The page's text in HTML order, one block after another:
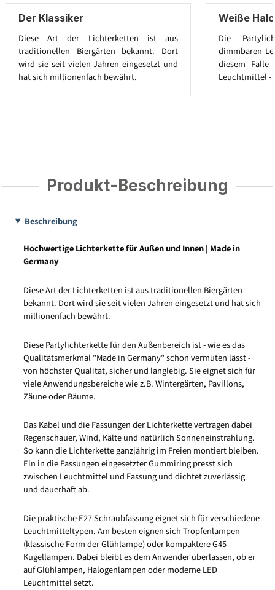
Der Klassiker
Diese Art der Lichterketten ist aus
traditionellen Biergärten bekannt. Dort
wird sie seit vielen Jahren eingesetzt und
hat sich millionenfach bewährt.
Weiße
Die
dimmbaren
diesem Falle
Leuchtmittel -
Produkt-Beschreibung
Beschreibung
Hochwertige Lichterkette für Außen und Innen | Made in
Germany
Diese Art der Lichterketten ist aus traditionellen Biergärten
bekannt. Dort wird sie seit vielen Jahren eingesetzt und hat sich
millionenfach bewährt.
Diese Partylichterkette für den Außenbereich ist - wie es das
Qualitätsmerkmal "Made in Germany" schon vermuten lässt -
von höchster Qualität, sicher und langlebig. Sie eignet sich für
viele Anwendungsbereiche wie z.B. Wintergärten, Pavillons,
Zäune oder Bäume.
Das Kabel und die Fassungen der Lichterkette vertragen dabei
Regenschauer, Wind, Kälte und natürlich Sonneneinstrahlung.
So kann die Lichterkette ganzjährig im Freien montiert bleiben.
Ein in die Fassungen eingesetzter Gummiring presst sich
zwischen Leuchtmittel und Fassung und dichtet zuverlässig
und dauerhaft ab.
Die praktische E27 Schraubfassung eignet sich für verschiedene
Leuchtmitteltypen. Am besten eignen sich Tropfenlampen
(klassische Form der Glühlampe) oder kompaktere G45
Kugellampen. Dabei bleibt es dem Anwender überlassen, ob er
auf Glühlampen, Halogenlampen oder moderne LED
Leuchtmittel setzt.